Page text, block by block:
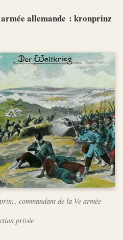
allemande : kronprinz
commandant de la Ve armée
privée